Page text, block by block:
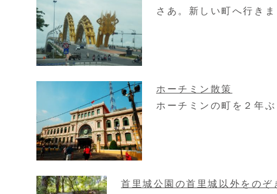
さあ。新しい町へ行き
ホーチミン散策
ホーチミンの町を２年
首里城公園の首里城以外をのぞ